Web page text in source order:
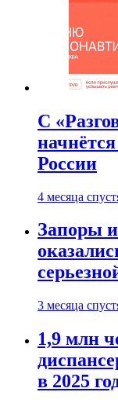
С
России
4 месяца
Запоры
3 месяца
1,9 млн
в 2025